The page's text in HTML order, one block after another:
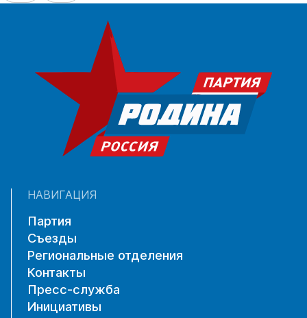
НАВИГАЦИЯ
Партия
Съезды
Региональные отделения
Контакты
Пресс-служба
Инициативы